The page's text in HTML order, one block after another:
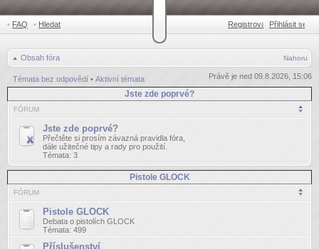
• FAQ • Hledat Registrovat •Přihlásit se
Obsah fóra Nahoru
Právě je ned 09.8.2026, 15:06
Témata bez odpovědí • Aktivní témata
Jste zde poprvé?
FÓRUM
Jste zde poprvé?
Přečtěte si prosím závazná pravidla fóra,
dále užitečné tipy a rady pro použití.
Témata: 3
Pistole GLOCK
FÓRUM
Pistole GLOCK
Debata o pistolích GLOCK
Témata: 499
Příslušenství